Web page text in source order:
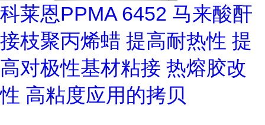
科莱恩PPMA 6452 马来酸酐
接枝聚丙烯蜡 提高耐热性 提
高对极性基材粘接 热熔胶改
性 高粘度应用的拷贝